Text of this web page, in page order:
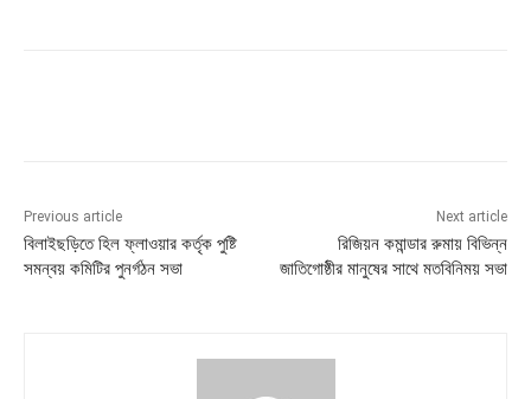
Previous article
বিলাইছড়িতে হিল ফ্লাওয়ার কর্তৃক পুষ্টি
সমন্বয় কমিটির পুনর্গঠন সভা
Next article
রিজিয়ন কমান্ডার রুমায় বিভিন্ন
জাতিগোষ্ঠীর মানুষের সাথে মতবিনিময় সভা